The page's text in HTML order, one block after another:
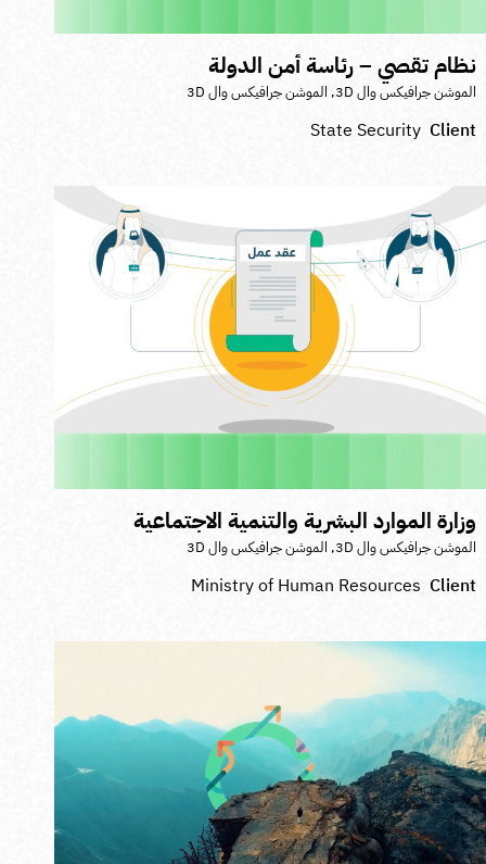
نظام تقصي – رئاسة أمن الدولة
الموشن جرافيكس وال 3D ,الموشن جرافيكس وال 3D
Client
State Security
وزارة الموارد البشرية والتنمية الاجتماعية
الموشن جرافيكس وال 3D ,الموشن جرافيكس وال 3D
Client
Ministry of Human Resources